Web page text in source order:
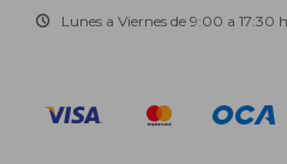
Lunes a Viernes de 9:00 a 17:30